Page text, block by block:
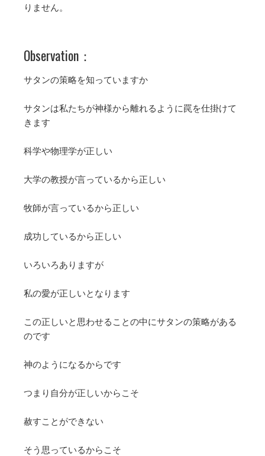
りません。
Observation：
サタンの策略を知っていますか
サタンは私たちが神様から離れるように罠を仕掛けて
きます
科学や物理学が正しい
大学の教授が言っているから正しい
牧師が言っているから正しい
成功しているから正しい
いろいろありますが
私の愛が正しいとなります
この正しいと思わせることの中にサタンの策略がある
のです
神のようになるからです
つまり自分が正しいからこそ
赦すことができない
そう思っているからこそ